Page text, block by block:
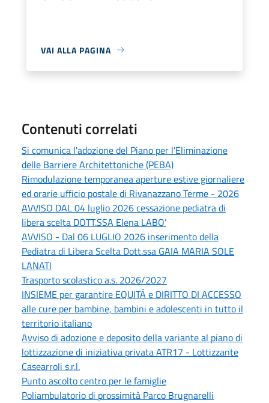
VAI ALLA PAGINA
Contenuti correlati
Si comunica l'adozione del Piano per l'Eliminazione
delle Barriere Architettoniche (PEBA)
Rimodulazione temporanea aperture estive giornaliere
ed orarie ufficio postale di Rivanazzano Terme - 2026
AVVISO DAL 04 luglio 2026 cessazione pediatra di
libera scelta DOTT.SSA Elena LABO’
AVVISO - Dal 06 LUGLIO 2026 inserimento della
Pediatra di Libera Scelta Dott.ssa GAIA MARIA SOLE
LANATI
Trasporto scolastico a.s. 2026/2027
INSIEME per garantire EQUITÁ e DIRITTO DI ACCESSO
alle cure per bambine, bambini e adolescenti in tutto il
territorio italiano
Avviso di adozione e deposito della variante al piano di
lottizzazione di iniziativa privata ATR17 - Lottizzante
Casearroli s.r.l.
Punto ascolto centro per le famiglie
Poliambulatorio di prossimità Parco Brugnarelli